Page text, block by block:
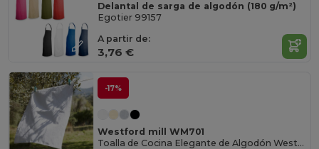
Delantal de sarga de algodón (180 g/m²)
Egotier 99157
A partir de:
3,76 €
-17%
Westford mill WM701
Toalla de Cocina Elegante de Algodón Westford